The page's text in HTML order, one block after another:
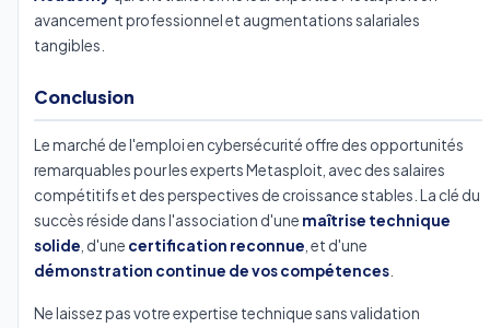
avancement professionnel et augmentations salariales
tangibles.
Conclusion
Le marché de l'emploi en cybersécurité offre des opportunités
remarquables pour les experts Metasploit, avec des salaires
compétitifs et des perspectives de croissance stables. La clé du
succès réside dans l'association d'une maîtrise technique
solide , d'une certification reconnue , et d'une
démonstration continue de vos compétences.
Ne laissez pas votre expertise technique sans validation